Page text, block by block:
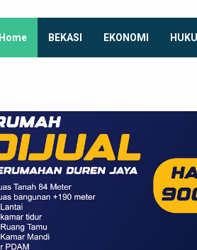
Home BEKASI EKONOMI